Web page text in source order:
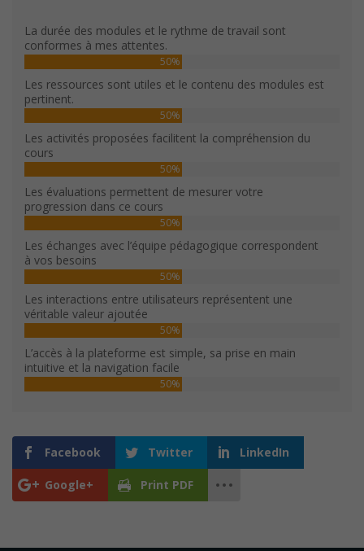
La durée des modules et le rythme de travail sont
conformes à mes attentes.
50%
Les ressources sont utiles et le contenu des modules est
pertinent.
50%
Les activités proposées facilitent la compréhension du
cours
50%
Les évaluations permettent de mesurer votre
progression dans ce cours
50%
Les échanges avec l’équipe pédagogique correspondent
à vos besoins
50%
Les interactions entre utilisateurs représentent une
véritable valeur ajoutée
50%
L’accès à la plateforme est simple, sa prise en main
intuitive et la navigation facile
50%
Facebook Twitter LinkedIn
Google+ Print PDF